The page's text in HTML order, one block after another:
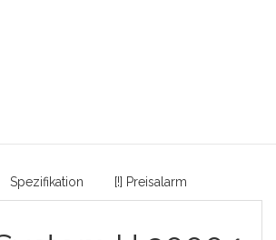
Spezifikation [!] Preisalarm